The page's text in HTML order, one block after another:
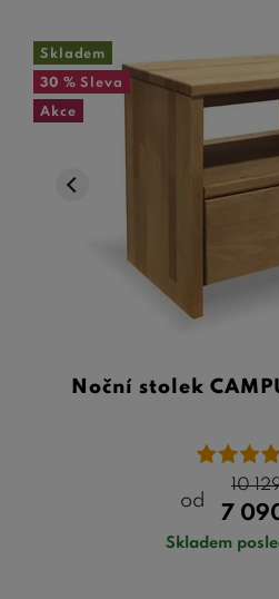
Skladem
30 % Sleva
Akce
Noční stolek
od
7
10
Skladem